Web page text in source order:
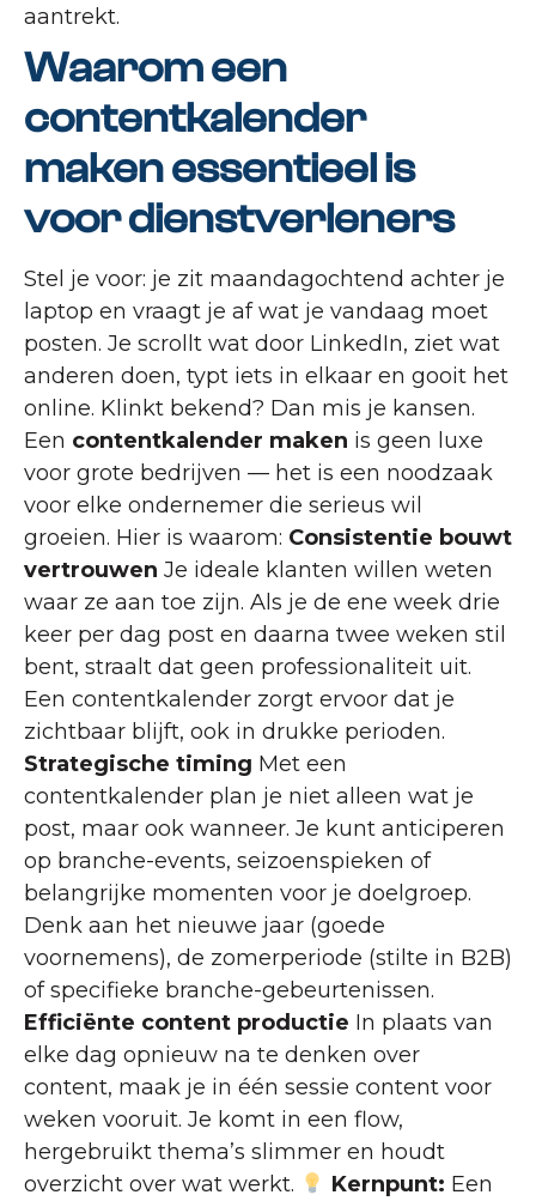
aantrekt.
Waarom een
contentkalender
maken essentieel is
voor dienstverleners
Stel je voor: je zit maandagochtend achter je
laptop en vraagt je af wat je vandaag moet
posten. Je scrollt wat door LinkedIn, ziet wat
anderen doen, typt iets in elkaar en gooit het
online. Klinkt bekend? Dan mis je kansen.
Een contentkalender maken is geen luxe
voor grote bedrijven — het is een noodzaak
voor elke ondernemer die serieus wil
groeien. Hier is waarom: Consistentie bouwt
vertrouwen Je ideale klanten willen weten
waar ze aan toe zijn. Als je de ene week drie
keer per dag post en daarna twee weken stil
bent, straalt dat geen professionaliteit uit.
Een contentkalender zorgt ervoor dat je
zichtbaar blijft, ook in drukke perioden.
Strategische timing Met een
contentkalender plan je niet alleen wat je
post, maar ook wanneer. Je kunt anticiperen
op branche-events, seizoenspieken of
belangrijke momenten voor je doelgroep.
Denk aan het nieuwe jaar (goede
voornemens), de zomerperiode (stilte in B2B)
of specifieke branche-gebeurtenissen.
Efficiënte content productie In plaats van
elke dag opnieuw na te denken over
content, maak je in één sessie content voor
weken vooruit. Je komt in een flow,
hergebruikt thema’s slimmer en houdt
overzicht over wat werkt.
Kernpunt: Een